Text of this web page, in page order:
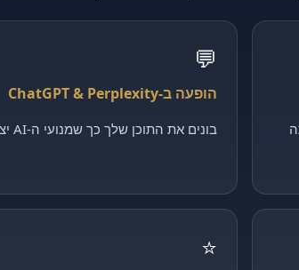
אתה
💬
הופעה ב-ChatGPT & Perplexity
בונים את התוכן שלך כך שמנועי ה-AI יצטטו דווקא אותך.
⭐